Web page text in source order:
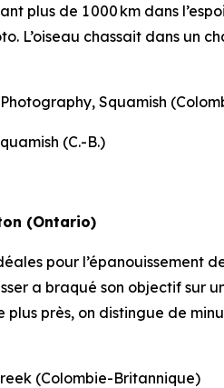
plus de 1 000 km dans
L’oiseau chassait dans un
Squamish
(C.-B.)
(Ontario)
pour l’épanouissement
a braqué son objectif sur
près, on distingue de
(Colombie-Britannique)